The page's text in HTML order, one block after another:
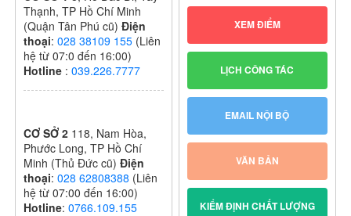
Thạnh, TP Hồ Chí Minh
(Quận Tân Phú cũ) Điện
thoại:028 38109 155 (Liên
hệ từ 07:0 đến 16:00)
Hotline :039.226.7777
CƠ SỞ 2 118, Nam Hòa,
Phước Long, TP Hồ Chí
Minh (Thủ Đức cũ) Điện
thoại:028 62808388 (Liên
hệ từ 07:00 đến 16:00)
Hotline:0766.109.155
XEM ĐIỂM
LỊCH CÔNG TÁC
EMAIL NỘI BỘ
VĂN BẢN
KIỂM ĐỊNH CHẤT LƯỢNG